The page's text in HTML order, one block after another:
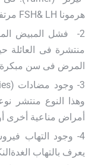
هرمونا FSH& LH
2-
فشل المبيض
منتشرة فى العائلة
المرض فى سن مبكرة
3- وجود مضادات
وهذا النوع منتشر
أمراض مناعية أخرى
4- وجود التهاب
يعرف بالتهاب